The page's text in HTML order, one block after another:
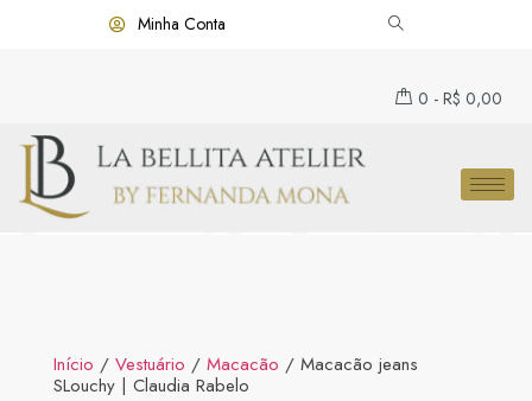
Minha Conta
0 - R$ 0,00
Início / Vestuário / Macacão / Macacão jeans
SLouchy | Claudia Rabelo